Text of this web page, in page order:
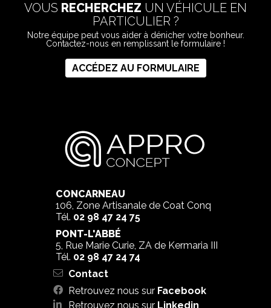
VOUS RECHERCHEZ UN VÉHICULE EN
PARTICULIER ?
Notre équipe peut vous aider à dénicher votre bonheur.
Contactez-nous en remplissant le formulaire !
ACCÉDEZ AU FORMULAIRE
CONCARNEAU
106, Zone Artisanale de Coat Conq
Tél. 02 98 47 24 75
PONT-L'ABBÉ
5, Rue Marie Curie, ZA de Kermaria III
Tél. 02 98 47 24 74
Contact
Retrouvez nous sur Facebook
Retrouvez nous sur Linkedin